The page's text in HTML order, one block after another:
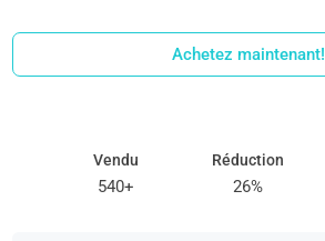
Achetez maintenant!
Vendu
540+
Réduction
26%